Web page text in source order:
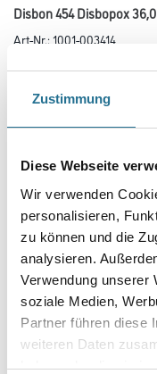
Zustimmung
Diese Webseite
Wir verwenden
personalisieren,
zu können und die
analysieren.
Verwendung unserer
soziale Medien,
Partner führen diese
weiteren Daten
haben oder die sie
Disbon 454 Disbopox
Art-Nr.:1001-003414
Glanzgrad
Gebinde